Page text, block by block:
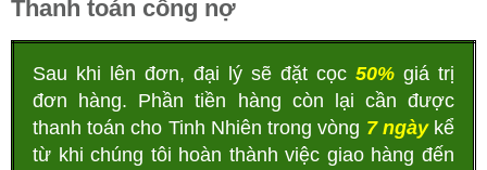
Thanh toán công nợ
Sau khi lên đơn, đại lý sẽ đặt cọc 50% giá trị
đơn hàng. Phần tiền hàng còn lại cần được
thanh toán cho Tinh Nhiên trong vòng 7 ngày kể
từ khi chúng tôi hoàn thành việc giao hàng đến